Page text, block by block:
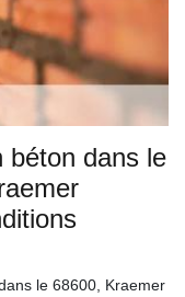
béton dans le
le 68600, Kraemer